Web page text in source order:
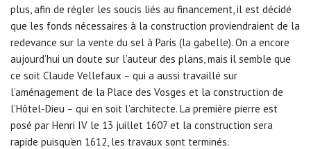
plus, afin de régler les soucis liés au financement, il est décidé
que les fonds nécessaires à la construction proviendraient de la
redevance sur la vente du sel à Paris (la gabelle). On a encore
aujourd’hui un doute sur l’auteur des plans, mais il semble que
ce soit Claude Vellefaux – qui a aussi travaillé sur
l’aménagement de la Place des Vosges et la construction de
l’Hôtel-Dieu – qui en soit l’architecte. La première pierre est
posé par Henri IV le 13 juillet 1607 et la construction sera
rapide puisqu’en 1612, les travaux sont terminés.